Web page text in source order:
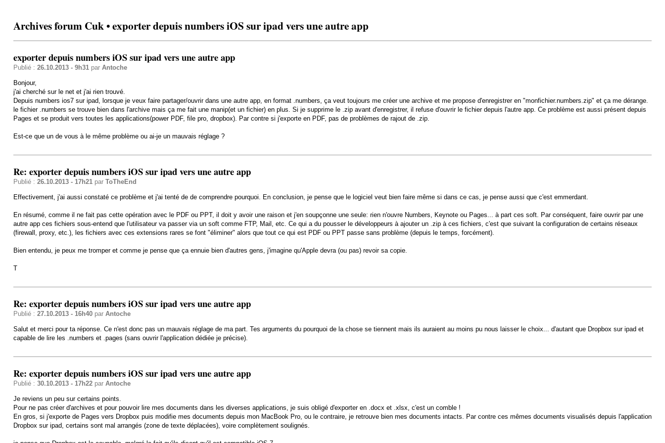
Archives forum Cuk • exporter depuis numbers iOS sur ipad vers une autre app
exporter depuis numbers iOS sur ipad vers une autre app
Publié : 26.10.2013 - 9h31par Antoche
Bonjour,
j'ai cherché sur le net et j'ai rien trouvé.
Depuis numbers ios7 sur ipad, lorsque je veux faire partager/ouvrir dans une autre app, en format .numbers, ça veut toujours me créer une archive et me propose d'enregistrer en "monfichier.numbers.zip" et ça me dérange.
le fichier .numbers se trouve bien dans l'archive mais ça me fait une manip(et un fichier) en plus. Si je supprime le .zip avant d'enregistrer, il refuse d'ouvrir le fichier depuis l'autre app. Ce problème est aussi présent depuis
Pages et se produit vers toutes les applications(power PDF, file pro, dropbox). Par contre si j'exporte en PDF, pas de problèmes de rajout de .zip.
Est-ce que un de vous à le même problème ou ai-je un mauvais réglage ?
Re: exporter depuis numbers iOS sur ipad vers une autre app
Publié : 26.10.2013 - 17h21par ToTheEnd
Effectivement, j'ai aussi constaté ce problème et j'ai tenté de de comprendre pourquoi. En conclusion, je pense que le logiciel veut bien faire même si dans ce cas, je pense aussi que c'est emmerdant.
En résumé, comme il ne fait pas cette opération avec le PDF ou PPT, il doit y avoir une raison et j'en soupçonne une seule: rien n'ouvre Numbers, Keynote ou Pages... à part ces soft. Par conséquent, faire ouvrir par une
autre app ces fichiers sous-entend que l'utilisateur va passer via un soft comme FTP, Mail, etc. Ce qui a du pousser le développeurs à ajouter un .zip à ces fichiers, c'est que suivant la configuration de certains réseaux
(firewall, proxy, etc.), les fichiers avec ces extensions rares se font "éliminer" alors que tout ce qui est PDF ou PPT passe sans problème (depuis le temps, forcément).
Bien entendu, je peux me tromper et comme je pense que ça ennuie bien d'autres gens, j'imagine qu'Apple devra (ou pas) revoir sa copie.
T
Re: exporter depuis numbers iOS sur ipad vers une autre app
Publié : 27.10.2013 - 16h40par Antoche
Salut et merci pour ta réponse. Ce n'est donc pas un mauvais réglage de ma part. Tes arguments du pourquoi de la chose se tiennent mais ils auraient au moins pu nous laisser le choix... d'autant que Dropbox sur ipad et
capable de lire les .numbers et .pages (sans ouvrir l'application dédiée je précise).
Re: exporter depuis numbers iOS sur ipad vers une autre app
Publié : 30.10.2013 - 17h22par Antoche
Je reviens un peu sur certains points.
Pour ne pas créer d'archives et pour pouvoir lire mes documents dans les diverses applications, je suis obligé d'exporter en .docx et .xlsx, c'est un comble !
En gros, si j'exporte de Pages vers Dropbox puis modifie mes documents depuis mon MacBook Pro, ou le contraire, je retrouve bien mes documents intacts. Par contre ces mêmes documents visualisés depuis l'application
Dropbox sur ipad, certains sont mal arrangés (zone de texte déplacées), voire complètement soulignés.